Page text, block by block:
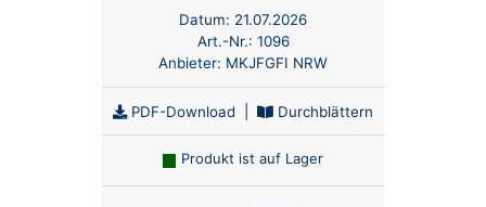
Datum: 21.07.2026
Art.-Nr.: 1096
Anbieter: MKJFGFI NRW
PDF-Download Durchblättern
Produkt ist auf Lager